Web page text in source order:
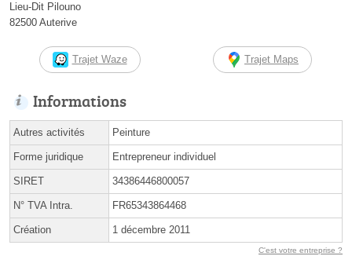
Lieu-Dit Pilouno
82500 Auterive
Trajet Waze Trajet Maps
Informations
Autres activités Peinture
Forme juridique Entrepreneur individuel
SIRET 34386446800057
N° TVA Intra. FR65343864468
Création 1 décembre 2011
C'est votre entreprise ?